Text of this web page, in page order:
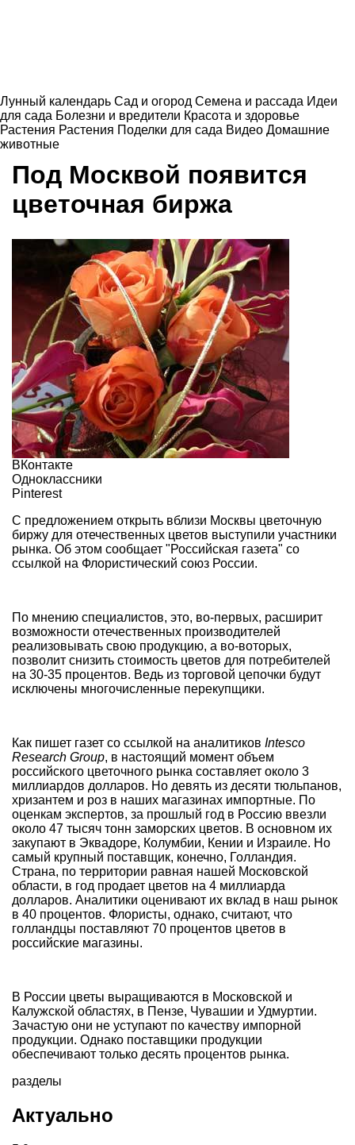
Лунный календарь Сад и огород Семена и рассада Идеи
для сада Болезни и вредители Красота и здоровье
Растения Растения Поделки для сада Видео Домашние
животные
Под Москвой появится
цветочная биржа
ВКонтакте
Одноклассники
Pinterest
С предложением открыть вблизи Москвы цветочную
биржу для отечественных цветов выступили участники
рынка. Об этом сообщает "Российская газета" со
ссылкой на Флористический союз России.
По мнению специалистов, это, во-первых, расширит
возможности отечественных производителей
реализовывать свою продукцию, а во-воторых,
позволит снизить стоимость цветов для потребителей
на 30-35 процентов. Ведь из торговой цепочки будут
исключены многочисленные перекупщики.
Как пишет газет со ссылкой на аналитиков Intesco
Research Group, в настоящий момент объем
российского цветочного рынка составляет около 3
миллиардов долларов. Но девять из десяти тюльпанов,
хризантем и роз в наших магазинах импортные. По
оценкам экспертов, за прошлый год в Россию ввезли
около 47 тысяч тонн заморских цветов. В основном их
закупают в Эквадоре, Колумбии, Кении и Израиле. Но
самый крупный поставщик, конечно, Голландия.
Страна, по территории равная нашей Московской
области, в год продает цветов на 4 миллиарда
долларов. Аналитики оценивают их вклад в наш рынок
в 40 процентов. Флористы, однако, считают, что
голландцы поставляют 70 процентов цветов в
российские магазины.
В России цветы выращиваются в Московской и
Калужской областях, в Пензе, Чувашии и Удмуртии.
Зачастую они не уступают по качеству импорной
продукции. Однако поставщики продукции
обеспечивают только десять процентов рынка.
разделы
Актуально